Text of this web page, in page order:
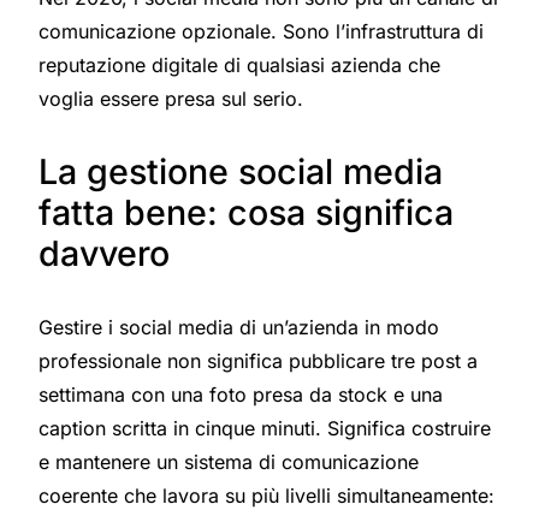
comunicazione opzionale. Sono l’infrastruttura di
reputazione digitale di qualsiasi azienda che
voglia essere presa sul serio.
La gestione social media
fatta bene: cosa significa
davvero
Gestire i social media di un’azienda in modo
professionale non significa pubblicare tre post a
settimana con una foto presa da stock e una
caption scritta in cinque minuti. Significa costruire
e mantenere un sistema di comunicazione
coerente che lavora su più livelli simultaneamente: